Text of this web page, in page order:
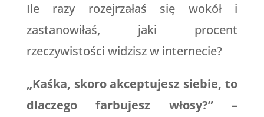
Ile razy rozejrzałaś się wokół i
zastanowiłaś, jaki procent
rzeczywistości widzisz w internecie?
„Kaśka, skoro akceptujesz siebie, to
dlaczego farbujesz włosy?” –